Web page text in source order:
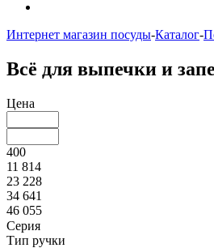
Интернет магазин посуды-Каталог-
Всё для выпечки и
Цена
400
11 814
23 228
34 641
46 055
Серия
Тип ручки